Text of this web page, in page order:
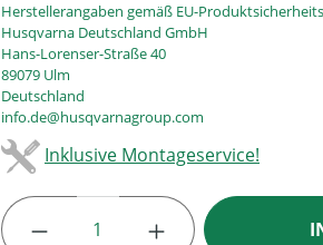
Herstellerangaben gemäß EU-
Husqvarna Deutschland GmbH
Hans-Lorenser-Straße 40
89079 Ulm
Deutschland
info.de@husqvarnagroup.com
Inklusive Montageservice!
Produkt Anzahl: Gib den